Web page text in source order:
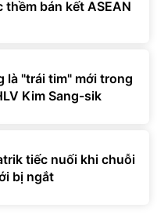
bán kết ASEAN
là "trái tim" mới trong
Kim Sang-sik
tiếc nuối khi chuỗi
bị ngắt